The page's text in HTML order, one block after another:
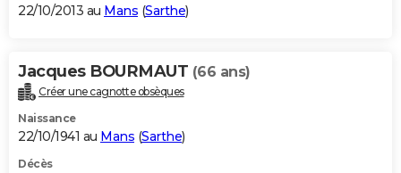
22/10/2013 au Mans (Sarthe)
Jacques BOURMAUT (66 ans)
Créer une cagnotte obsèques
Naissance
22/10/1941 au Mans (Sarthe)
Décès